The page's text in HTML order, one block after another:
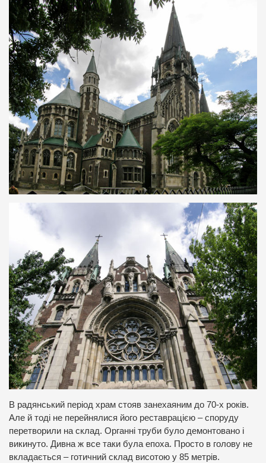
В радянський період храм стояв занехаяним до 70-х років.
Але й тоді не перейнялися його реставрацією – споруду
перетворили на склад. Органні труби було демонтовано і
викинуто. Дивна ж все таки була епоха. Просто в голову не
вкладається – готичний склад висотою у 85 метрів.